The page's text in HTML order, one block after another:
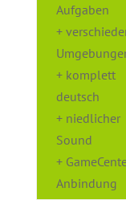
Aufgaben
+
+ komplett
deutsch
+ niedlicher
Sound
+
Anbindung